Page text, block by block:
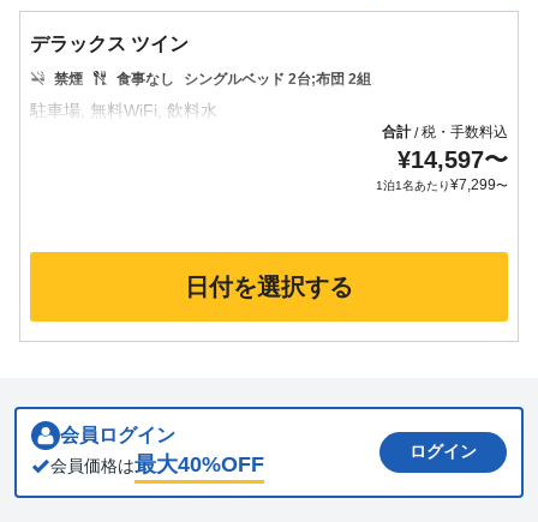
デラックス ツイン
禁煙 食事なし シングルベッド 2台;布団 2組
合計/税・手数料込
¥14,597〜
1泊1名あたり¥7,299〜
日付を選択する
会員ログイン
会員価格は最大40%OFF
ログイン